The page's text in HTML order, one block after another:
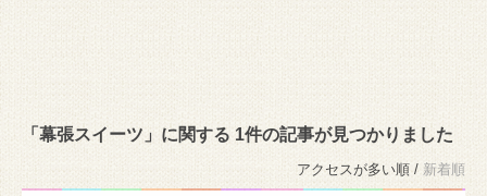
「幕張スイーツ」に関する 1件の記事が見つかりました
アクセスが多い順 / 新着順